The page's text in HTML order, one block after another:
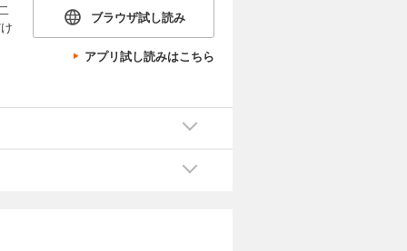
ブラウザ試し読み
アプリ試し読みはこちら